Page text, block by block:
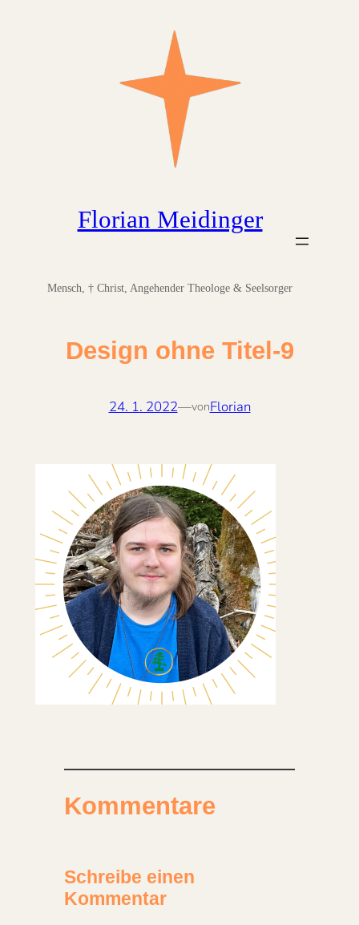
Florian Meidinger
Mensch, † Christ, Angehender Theologe & Seelsorger
Design ohne Titel-9
24. 1. 2022—vonFlorian
Kommentare
Schreibe einen
Kommentar